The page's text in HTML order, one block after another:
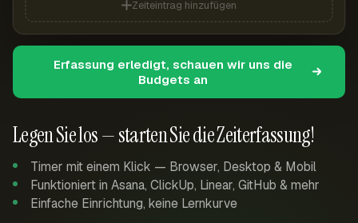
Legen Sie los — starten Sie die Zeiterfassung!
Timer mit einem Klick — Browser, Desktop & Mobil
Funktioniert in Asana, ClickUp, Linear, GitHub & mehr
Einfache Einrichtung, keine Lernkurve
Zeiteintrag hinzufügen
Erfassung erledigt, schauen wir uns die
Budgets an